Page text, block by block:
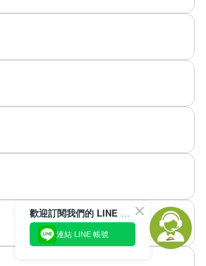
歡迎訂閱我們的 LINE 官方帳號
連結 LINE 帳號